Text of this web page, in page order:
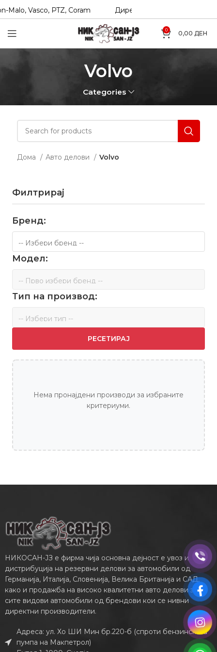
Vasco, PTZ, Coram Директни увозници на
0 0,00 ДЕН
Volvo
Categories
Дома Авто делови Volvo
Филтрирај
Бренд:
Модел:
Тип на производ:
РЕСЕТИРАЈ
Нема пронајдени производи за избраните
критериуми.
НИКОСАН-ЈЗ е фирма чија основна дејност е увоз и
дистрибуција на резервни делови за автомобили од
Германија, Италија, Словенија, Велика Британија и САД,
како и продажба на високо квалитетни авто делови за
сите видови автомобили од брендови кои се нивни
директни производители.
Адреса: ул. Хо ШИ Мин бр.220-б (спроти бензинската
пумпа на Макпетрол)